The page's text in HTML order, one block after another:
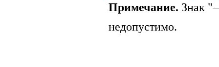
Примечание. Знак
недопустимо.